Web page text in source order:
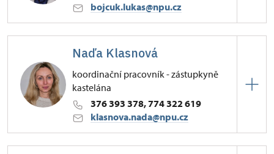
bojcuk.lukas@npu.cz
Žižkova 1/, Švihov
Naďa Klasnová
koordinační pracovník - zástupkyně
kastelána
376 393 378, 774 322 619
klasnova.nada@npu.cz